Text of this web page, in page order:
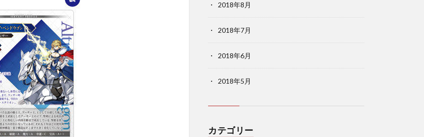
2018年8月
2018年7月
2018年6月
2018年5月
カテゴリー